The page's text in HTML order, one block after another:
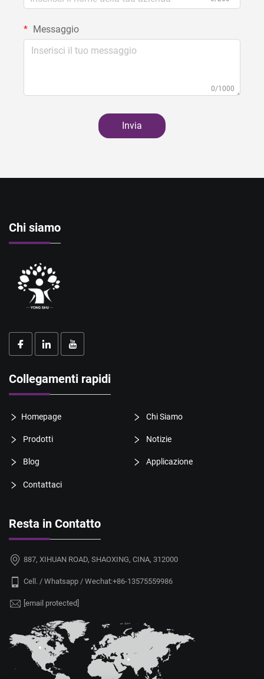
Messaggio
0/1000
Invia
Chi siamo
Collegamenti rapidi
Homepage Chi Siamo
Prodotti Notizie
Blog Applicazione
Contattaci
Resta in Contatto
887, XIHUAN ROAD, SHAOXING, CINA, 312000
Cell. / Whatsapp / Wechat:+86-13575559986
[email protected]